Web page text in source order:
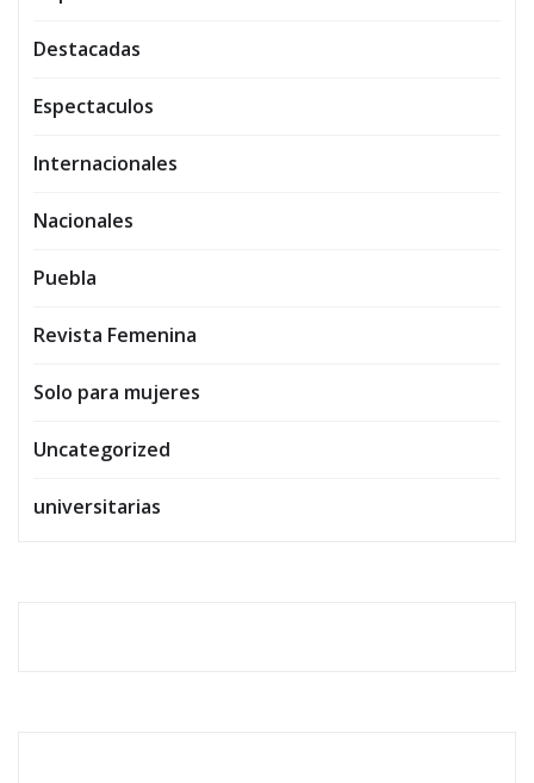
Destacadas
Espectaculos
Internacionales
Nacionales
Puebla
Revista Femenina
Solo para mujeres
Uncategorized
universitarias